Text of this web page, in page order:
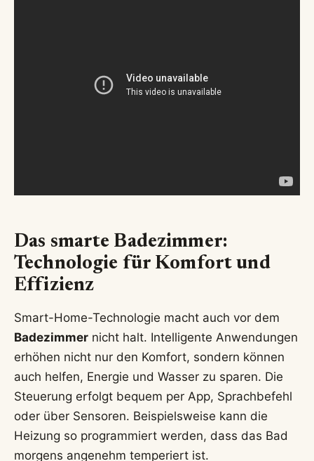
Das smarte Badezimmer:
Technologie für Komfort und
Effizienz
Smart-Home-Technologie macht auch vor dem
Badezimmer nicht halt. Intelligente Anwendungen
erhöhen nicht nur den Komfort, sondern können
auch helfen, Energie und Wasser zu sparen. Die
Steuerung erfolgt bequem per App, Sprachbefehl
oder über Sensoren. Beispielsweise kann die
Heizung so programmiert werden, dass das Bad
morgens angenehm temperiert ist.